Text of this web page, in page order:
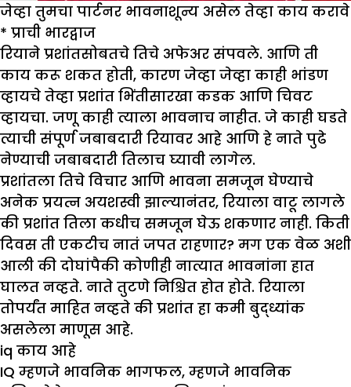
जेव्हा तुमचा पार्टनर भावनाशून्य असेल तेव्हा काय करावे
* प्राची भारद्वाज
रियाने प्रशांतसोबतचे तिचे अफेअर संपवले. आणि ती
काय करू शकत होती, कारण जेव्हा जेव्हा काही भांडण
व्हायचे तेव्हा प्रशांत भिंतीसारखा कडक आणि चिवट
व्हायचा. जणू काही त्याला भावनाच नाहीत. जे काही घडते
त्याची संपूर्ण जबाबदारी रियावर आहे आणि हे नाते पुढे
नेण्याची जबाबदारी तिलाच घ्यावी लागेल.
प्रशांतला तिचे विचार आणि भावना समजून घेण्याचे
अनेक प्रयत्न अयशस्वी झाल्यानंतर, रियाला वाटू लागले
की प्रशांत तिला कधीच समजून घेऊ शकणार नाही. किती
दिवस ती एकटीच नातं जपत राहणार? मग एक वेळ अशी
आली की दोघांपैकी कोणीही नात्यात भावनांना हात
घालत नव्हते. नाते तुटणे निश्चित होत होते. रियाला
तोपर्यंत माहित नव्हते की प्रशांत हा कमी बुद्ध्यांक
असलेला माणूस आहे.
iq काय आहे
IQ म्हणजे भावनिक भागफल, म्हणजे भावनिक